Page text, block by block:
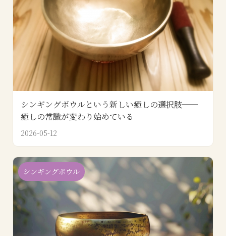
シンギングボウルという新しい癒しの選択肢──
癒しの常識が変わり始めている
2026-05-12
シンギングボウル